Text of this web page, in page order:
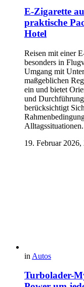
E-Zigarette
praktische
Hotel
Reisen mit einer
besonders in
Umgang mit
maßgeblichen
ein und bietet
und
berücksichtigt
19. Februar 2026,
in Autos
Turbolader-